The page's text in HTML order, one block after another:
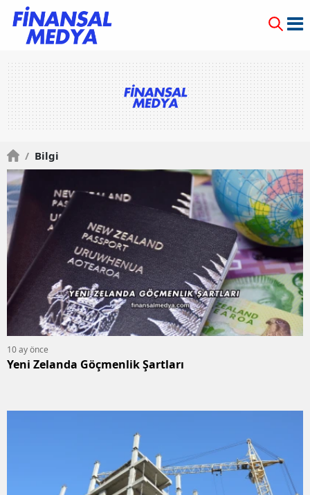
/ Bilgi
10 ay önce
Yeni Zelanda Göçmenlik Şartları